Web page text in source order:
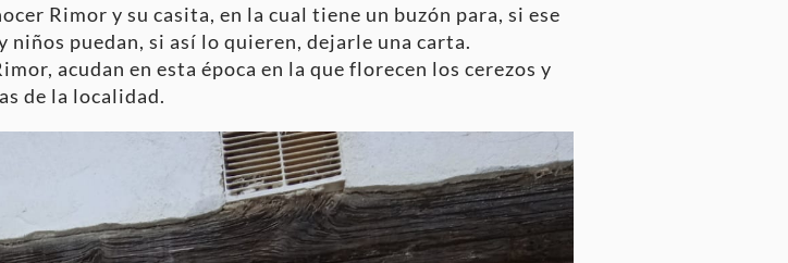
Rimor y su casita, en la cual tiene un buzón para, si ese
puedan, si así lo quieren, dejarle una carta.
acudan en esta época en la que florecen los cerezos y
de la localidad.